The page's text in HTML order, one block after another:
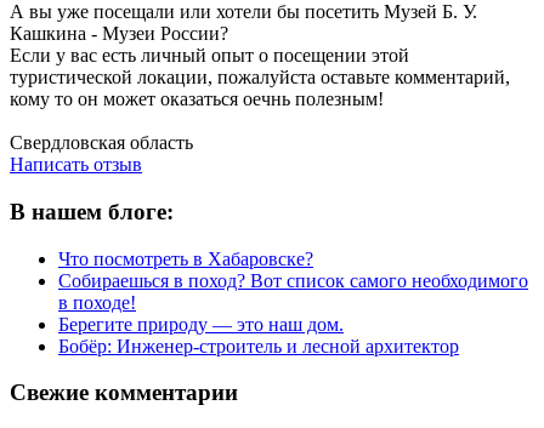
А вы уже посещали или хотели бы посетить Музей Б. У.
Кашкина - Музеи России?
Если у вас есть личный опыт о посещении этой
туристической локации, пожалуйста оставьте комментарий,
кому то он может оказаться оечнь полезным!
Свердловская область
Написать отзыв
В нашем блоге:
Что посмотреть в Хабаровске?
Собираешься в поход? Вот список самого необходимого
в походе!
Берегите природу — это наш дом.
Бобёр: Инженер-строитель и лесной архитектор
Свежие комментарии